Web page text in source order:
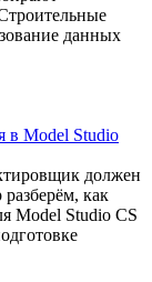
данных
в Model Studio
должен
как
Model Studio CS